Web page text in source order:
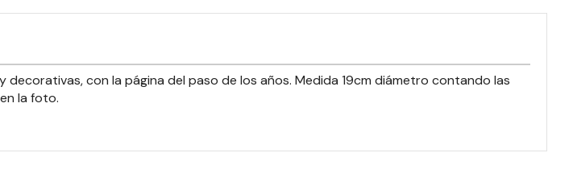
con la página del paso de los años. Medida 19cm diámetro contando las
la foto.